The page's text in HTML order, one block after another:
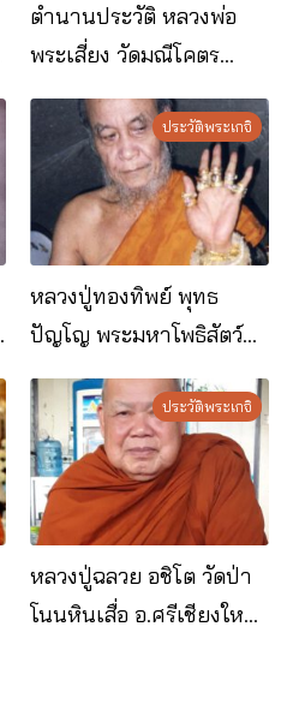
ตำนานประวัติ หลวงพ่อ
พระเสี่ยง วัดมณีโคตร
อ.โพนพิสัย จ.หนองคาย
ประวัติพระเกจิ
หลวงปู่ทองทิพย์ พุทธ
ปัญโญ พระมหาโพธิสัตว์
แห่งลุ่มแม่น้ำโขง
ประวัติพระเกจิ
หลวงปู่ฉลวย อชิโต วัดป่า
โนนหินเสื่อ อ.ศรีเชียงใหม่